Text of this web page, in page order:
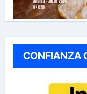
CONFIANZA